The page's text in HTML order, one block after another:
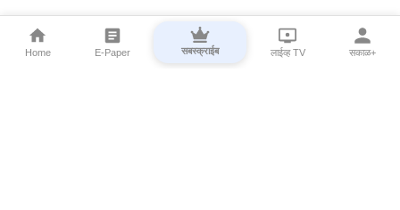
Home E-Paper सबस्क्राईब लाईव्ह TV सकाळ+